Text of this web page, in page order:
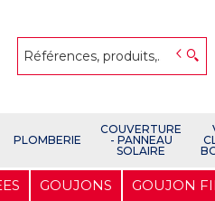
PLOMBERIE
COUVERTURE
- PANNEAU
SOLAIRE
GOUJONS GOUJON